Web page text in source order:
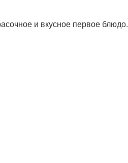
и вкусное первое блюдо.